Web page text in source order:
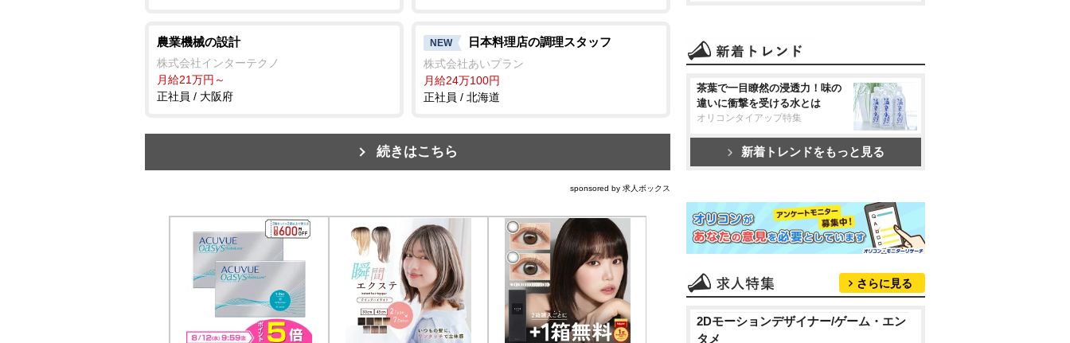
農業機械の設計
株式会社インターテクノ
月給21万円～
正社員 / 大阪府
NEW 日本料理店の調理スタッフ
株式会社あいプラン
月給24万100円
正社員 / 北海道
続きはこちら
sponsored by 求人ボックス
茶葉で一目瞭然の浸透力！味の
違いに衝撃を受ける水とは
オリコンタイアップ特集
新着トレンドをもっと見る
さらに見る
2Dモーションデザイナー/ゲーム・エン
タメ